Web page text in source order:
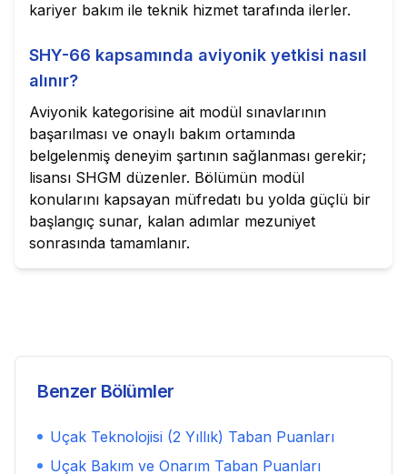
kariyer bakım ile teknik hizmet tarafında ilerler.
SHY-66 kapsamında aviyonik yetkisi nasıl
alınır?
Aviyonik kategorisine ait modül sınavlarının
başarılması ve onaylı bakım ortamında
belgelenmiş deneyim şartının sağlanması gerekir;
lisansı SHGM düzenler. Bölümün modül
konularını kapsayan müfredatı bu yolda güçlü bir
başlangıç sunar, kalan adımlar mezuniyet
sonrasında tamamlanır.
Benzer Bölümler
Uçak Teknolojisi (2 Yıllık) Taban Puanları
Uçak Bakım ve Onarım Taban Puanları